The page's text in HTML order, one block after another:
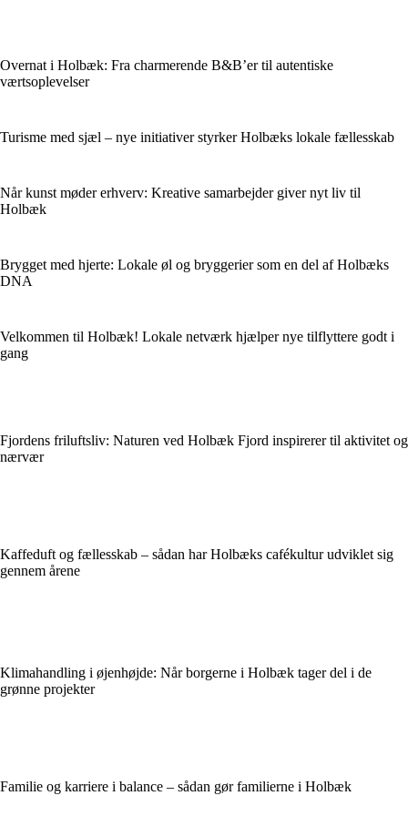
Overnat i Holbæk: Fra charmerende B&B’er til autentiske
værtsoplevelser
Turisme med sjæl – nye initiativer styrker Holbæks lokale fællesskab
Når kunst møder erhverv: Kreative samarbejder giver nyt liv til
Holbæk
Brygget med hjerte: Lokale øl og bryggerier som en del af Holbæks
DNA
Velkommen til Holbæk! Lokale netværk hjælper nye tilflyttere godt i
gang
Fjordens friluftsliv: Naturen ved Holbæk Fjord inspirerer til aktivitet og
nærvær
Kaffeduft og fællesskab – sådan har Holbæks cafékultur udviklet sig
gennem årene
Klimahandling i øjenhøjde: Når borgerne i Holbæk tager del i de
grønne projekter
Familie og karriere i balance – sådan gør familierne i Holbæk